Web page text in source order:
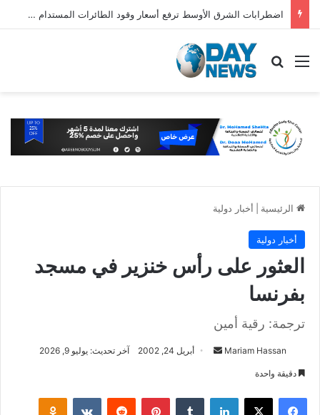
اضطرابات الشرق الأوسط ترفع أسعار وقود الطائرات المستدام عالميًا
القائمة بحث عن
الرئيسية أخبار دولية
أخبار دولية
العثور على رأس خنزير في مسجد
بفرنسا
ترجمة: رقية أمين
Mariam Hassan
أرسل أبريل 24, 2002 آخر تحديث: يوليو 9, 2026
دقيقة واحدة
فيسبوك ‫X لينكدإن بينتيريست